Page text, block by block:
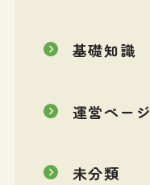
基礎知識
運営ページ
未分類